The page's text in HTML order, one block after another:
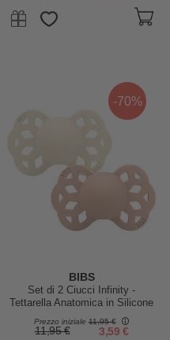
-70%
BIBS
Set di 2 Ciucci Infinity -
Tettarella Anatomica in Silicone
- Avorio/Rosa Cipria - Senza
PBA e PVC!
Prezzo iniziale11,95 €
11,95 € 3,59 €